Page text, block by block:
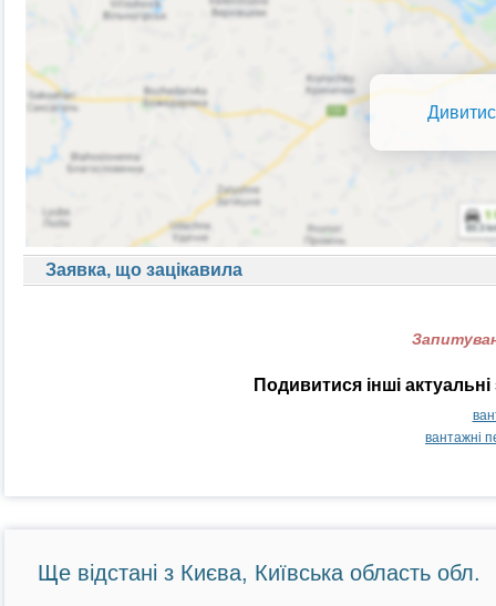
Заявка, що зацікавила
Подивитися інші
вантажні
Ще відстані з Києва, Київська область обл.